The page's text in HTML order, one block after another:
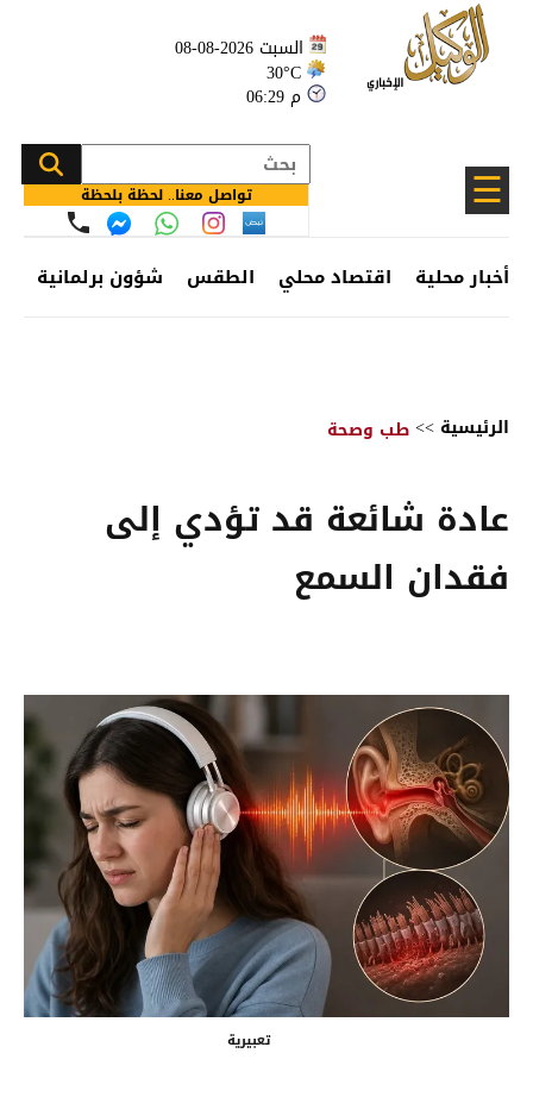
السبت 2026-08-08
30°C
06:29 م
☰ تواصل معنا.. لحظة بلحظة
أخبار محلية اقتصاد محلي الطقس شؤون برلمانية
الرئيسية >>طب وصحة
عادة شائعة قد تؤدي إلى
فقدان السمع
تعبيرية